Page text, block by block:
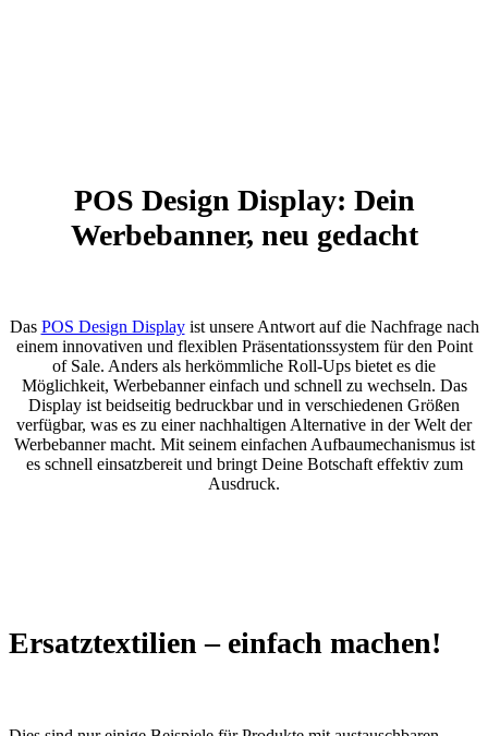
POS Design Display: Dein
Werbebanner, neu gedacht
Das POS Design Displayist unsere Antwort auf die Nachfrage nach
einem innovativen und flexiblen Präsentationssystem für den Point
of Sale. Anders als herkömmliche Roll-Ups bietet es die
Möglichkeit, Werbebanner einfach und schnell zu wechseln. Das
Display ist beidseitig bedruckbar und in verschiedenen Größen
verfügbar, was es zu einer nachhaltigen Alternative in der Welt der
Werbebanner macht. Mit seinem einfachen Aufbaumechanismus ist
es schnell einsatzbereit und bringt Deine Botschaft effektiv zum
Ausdruck.
Ersatztextilien – einfach machen!